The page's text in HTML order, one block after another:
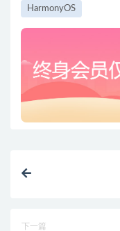
HarmonyOS
下一篇